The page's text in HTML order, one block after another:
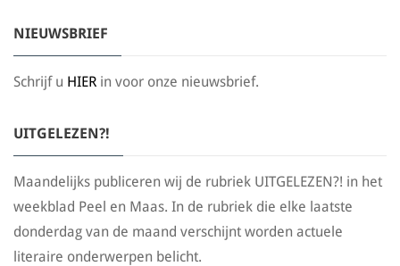
NIEUWSBRIEF
Schrijf u HIER in voor onze nieuwsbrief.
UITGELEZEN?!
Maandelijks publiceren wij de rubriek UITGELEZEN?! in het
weekblad Peel en Maas. In de rubriek die elke laatste
donderdag van de maand verschijnt worden actuele
literaire onderwerpen belicht.